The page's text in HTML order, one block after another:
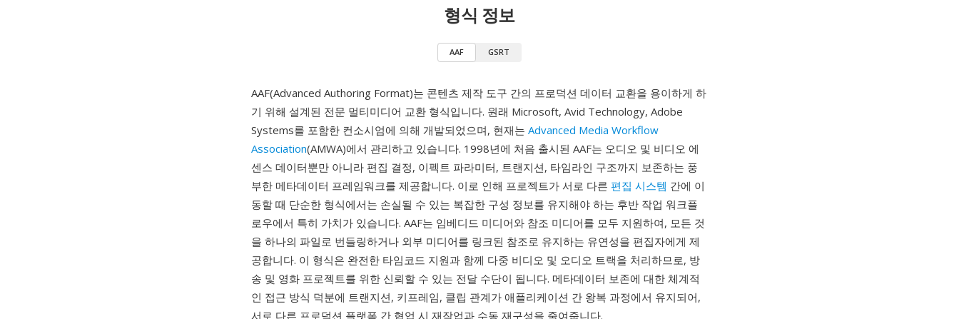
형식 정보
AAF GSRT
AAF(Advanced Authoring Format)는 콘텐츠 제작 도구 간의 프로덕션 데이터 교환을 용이하게 하
기 위해 설계된 전문 멀티미디어 교환 형식입니다. 원래 Microsoft, Avid Technology, Adobe
Systems를 포함한 컨소시엄에 의해 개발되었으며, 현재는 Advanced Media Workflow
Association(AMWA)에서 관리하고 있습니다. 1998년에 처음 출시된 AAF는 오디오 및 비디오 에
센스 데이터뿐만 아니라 편집 결정, 이펙트 파라미터, 트랜지션, 타임라인 구조까지 보존하는 풍
부한 메타데이터 프레임워크를 제공합니다. 이로 인해 프로젝트가 서로 다른 편집 시스템 간에 이
동할 때 단순한 형식에서는 손실될 수 있는 복잡한 구성 정보를 유지해야 하는 후반 작업 워크플
로우에서 특히 가치가 있습니다. AAF는 임베디드 미디어와 참조 미디어를 모두 지원하여, 모든 것
을 하나의 파일로 번들링하거나 외부 미디어를 링크된 참조로 유지하는 유연성을 편집자에게 제
공합니다. 이 형식은 완전한 타임코드 지원과 함께 다중 비디오 및 오디오 트랙을 처리하므로, 방
송 및 영화 프로젝트를 위한 신뢰할 수 있는 전달 수단이 됩니다. 메타데이터 보존에 대한 체계적
인 접근 방식 덕분에 트랜지션, 키프레임, 클립 관계가 애플리케이션 간 왕복 과정에서 유지되어,
서로 다른 프로덕션 플랫폼 간 협업 시 재작업과 수동 재구성을 줄여줍니다.